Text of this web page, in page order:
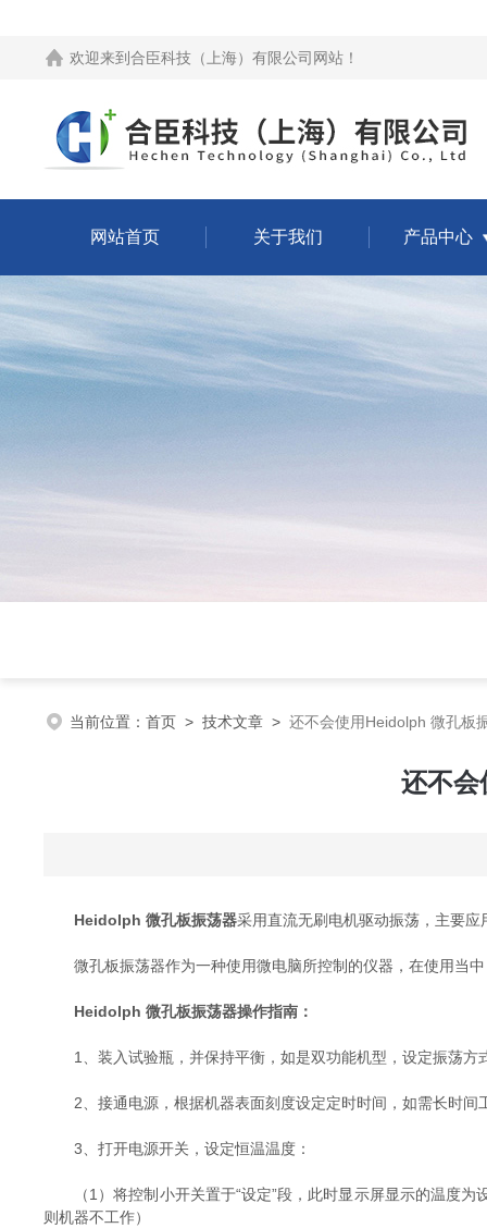
欢迎来到 合臣科技（上海）有限公司网站 ！
网站首页 关于我们 产品中心
当前位置： 首页 > 技术文章 > 还不会使用Heidolph 微孔板
还不
Heidolph 微孔板振荡器采用直流无刷电机驱动振荡，主要
微孔板振荡器作为一种使用微电脑所控制的仪器，在使用当中
Heidolph 微孔板振荡器操作指南：
1、装入试验瓶，并保持平衡，如是双功能机型，设定振荡方
2、接通电源，根据机器表面刻度设定定时时间，如需长时间
3、打开电源开关，设定恒温温度：
（1）将控制小开关置于“设定”段，此时显示屏显示的温度为
则机器不工作）